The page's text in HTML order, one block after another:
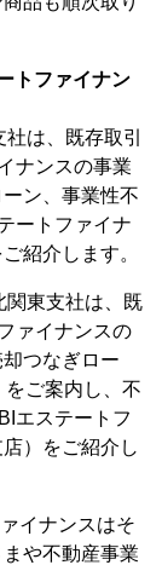
トファイナン
は、既存取引
ナンスの事業
ン、事業性不
ートファイナ
紹介します。
関東支社は、既
ァイナンスの
つなぎロー
ご案内し、不
エステートフ
）をご紹介し
イナンスはそ
や不動産事業